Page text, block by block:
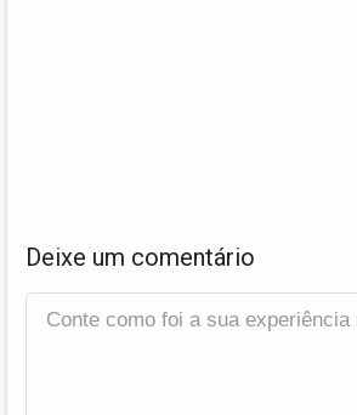
Deixe um comentário